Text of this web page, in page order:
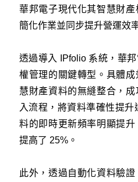
華邦電子現代化其智慧財
簡化作業並同步提升營運效
透過導入 IPfolio 系統，華
權管理的關鍵轉型。具體
慧財產資料的無縫整合，
入流程，將資料準確性提
料的即時更新頻率明顯提
提高了 25%。
此外，透過自動化資料驗